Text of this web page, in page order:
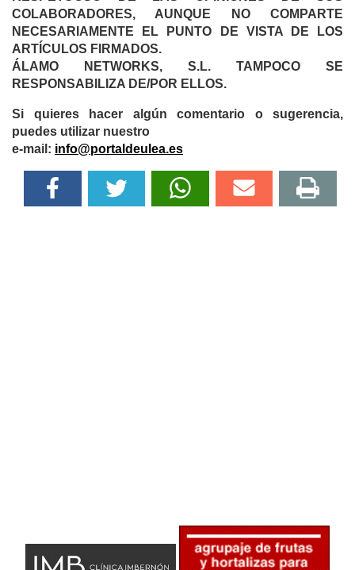
COLABORADORES, AUNQUE NO COMPARTE
NECESARIAMENTE EL PUNTO DE VISTA DE LOS
ARTÍCULOS FIRMADOS.
ÁLAMO NETWORKS, S.L. TAMPOCO SE
RESPONSABILIZA DE/POR ELLOS.
Si quieres hacer algún comentario o sugerencia,
puedes utilizar nuestro
e-mail: info@portaldeulea.es